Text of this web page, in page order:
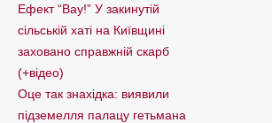
Ефект “Вау!” У закинутій
сільській хаті на Київщині
заховано справжній скарб
(+відео)
Оце так знахідка: виявили
підземелля палацу гетьмана